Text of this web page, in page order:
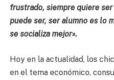
frustrado, siempre quiere
puede ser, ser alumno es lo
se socializa mejor».
Hoy en la actualidad, los
en el tema económico,